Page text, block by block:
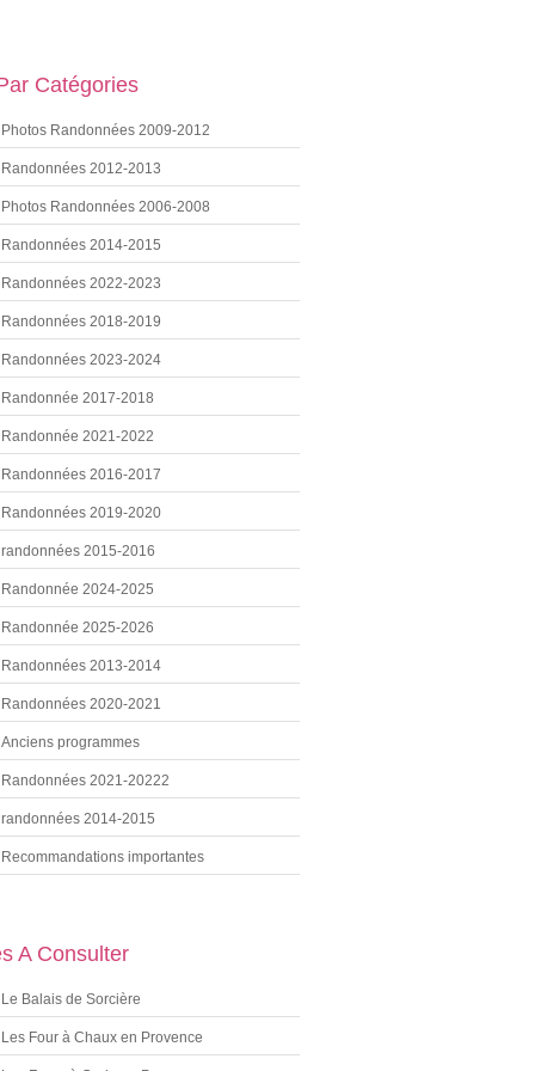
Catégories
Photos Randonnées 2009-2012
Randonnées 2012-2013
Photos Randonnées 2006-2008
Randonnées 2014-2015
Randonnées 2022-2023
Randonnées 2018-2019
Randonnées 2023-2024
Randonnée 2017-2018
Randonnée 2021-2022
Randonnées 2016-2017
Randonnées 2019-2020
randonnées 2015-2016
Randonnée 2024-2025
Randonnée 2025-2026
Randonnées 2013-2014
Randonnées 2020-2021
Anciens programmes
Randonnées 2021-20222
randonnées 2014-2015
Recommandations importantes
A Consulter
Le Balais de Sorcière
Les Four à Chaux en Provence